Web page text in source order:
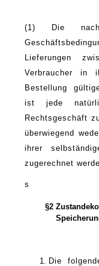
(1) Die
Lieferungen
Verbraucher in
Bestellung
ist jede
Rechtsgeschäft
überwiegend
ihrer
zugerechnet
s
§2
Die